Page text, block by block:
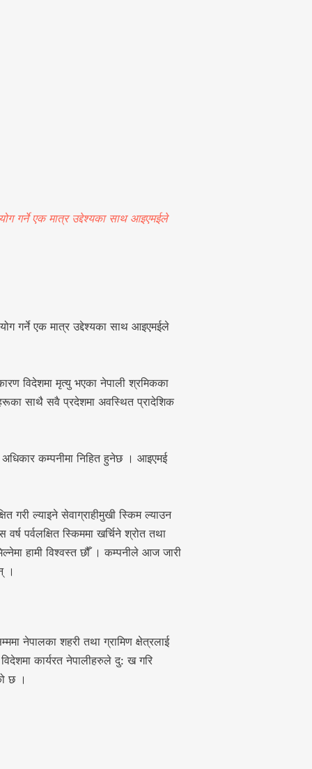
गर्ने एक मात्र उद्देश्यका साथ आइएमईले
गर्ने एक मात्र उद्देश्यका साथ आइएमईले
विदेशमा मृत्यु भएका नेपाली श्रमिकका
साथै सवै प्रदेशमा अवस्थित प्रादेशिक
कम्पनीमा निहित हुनेछ । आइएमई
गरी ल्याइने सेवाग्राहीमुखी स्किम ल्याउन
पर्वलक्षित स्किममा खर्चिने श्रोत तथा
हामी विश्वस्त छौँ । कम्पनीले आज जारी
।
नेपालका शहरी तथा ग्रामिण क्षेत्रलाई
कार्यरत नेपालीहरुले दु: ख गरि
छ ।